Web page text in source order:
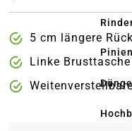
5 cm längere
Linke